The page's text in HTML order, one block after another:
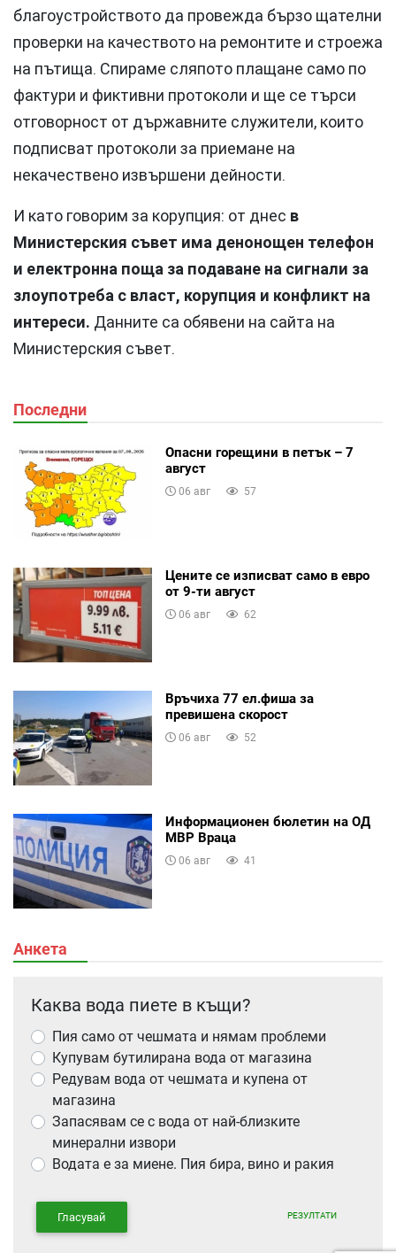
благоустройството да провежда бързо щателни
проверки на качеството на ремонтите и строежа
на пътища. Спираме сляпото плащане само по
фактури и фиктивни протоколи и ще се търси
отговорност от държавните служители, които
подписват протоколи за приемане на
некачествено извършени дейности.
И като говорим за корупция: от днес в
Министерския съвет има денонощен телефон
и електронна поща за подаване на сигнали за
злоупотреба с власт, корупция и конфликт на
интереси. Данните са обявени на сайта на
Министерския съвет.
Последни
Опасни горещини в петък – 7
август
06 авг 57
Цените се изписват само в евро
от 9-ти август
06 авг 62
Връчиха 77 ел.фиша за
превишена скорост
06 авг 52
Информационен бюлетин на ОД
МВР Враца
06 авг 41
Анкета
Каква вода пиете в къщи?
Пия само от чешмата и нямам проблеми
Купувам бутилирана вода от магазина
Редувам вода от чешмата и купена от
магазина
Запасявам се с вода от най-близките
минерални извори
Водата е за миене. Пия бира, вино и ракия
Гласувай РЕЗУЛТАТИ